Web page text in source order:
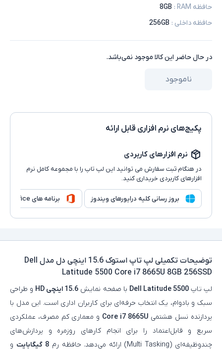
حافظه RAM
:
8GB
حافظه داخلی :
256GB
در حال حاضر این کالا موجود نمی‌باشد.
ناموجود
پکیج‌های نرم افزاری قابل ارائه
نرم افزارهای کاربردی
در هنگام ثبت سفارش می توانید این لپ تاپ را با مجموعه کامل نرم
افزارهای کاربردی خریداری کنید.
بروز رسانی کلیه درایورهای ویندوز برنامه های Microsoft Office
توضیحات تکمیلی
لپ تاپ استوک 15.6 اینچی دل مدل Dell
Latitude 5500 Core i7 8665U 8GB 256SSD
لپ تاپDell Latitude 5500 با صفحه‌ نمایش 15.6 اینچی HD
و طراحی
سبک و بادوام، یک انتخاب حرفه‌ای برای کاربران اداری است. این مدل با
پردازنده نسل هشتمی Core i7 8665U و معماری کم‌ مصرف، عملکردی
سریع و قابل‌اعتماد را برای انجام کارهای روزمره و پردازش‌های
چندوظیفه‌ای (Multi Tasking) ارائه می‌دهد. حافظه رم
8 گیگابایت
و